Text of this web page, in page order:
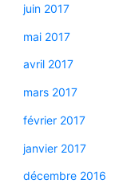
juin 2017
mai 2017
avril 2017
mars 2017
février 2017
janvier 2017
décembre 2016